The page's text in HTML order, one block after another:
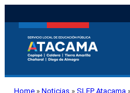
Home » Noticias » SLEP Atacama